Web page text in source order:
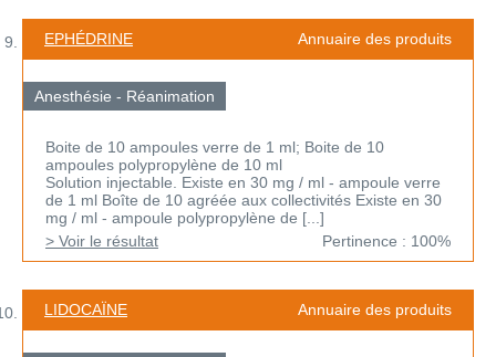
EPHÉDRINE Annuaire des produits
Anesthésie - Réanimation
Boite de 10 ampoules verre de 1 ml; Boite de 10
ampoules polypropylène de 10 ml
Solution injectable. Existe en 30 mg / ml - ampoule verre
de 1 ml Boîte de 10 agréée aux collectivités Existe en 30
mg / ml - ampoule polypropylène de [...]
> Voir le résultat
Pertinence : 100%
LIDOCAÏNE Annuaire des produits